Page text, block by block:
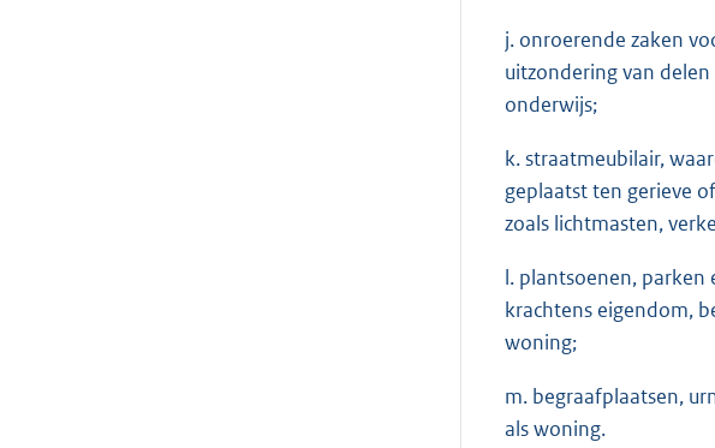
j. onroerende zaken
uitzondering van
onderwijs;
k. straatmeubilair,
geplaatst ten gerieve
zoals lichtmasten,
l. plantsoenen,
krachtens eigendom,
woning;
m. begraafplaatsen,
als woning.